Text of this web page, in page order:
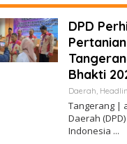
DPD
Bhakti
Daerah,
Tangerang |
Daerah
Indonesia